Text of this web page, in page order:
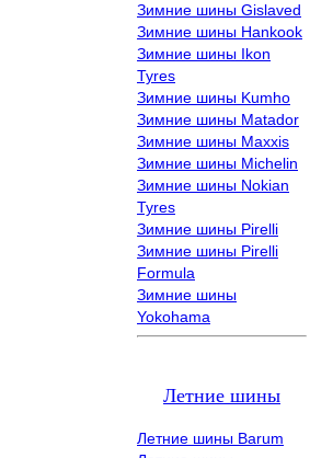
Зимние шины Gislaved
Зимние шины Hankook
Зимние шины Ikon
Tyres
Зимние шины Kumho
Зимние шины Matador
Зимние шины Maxxis
Зимние шины Michelin
Зимние шины Nokian
Tyres
Зимние шины Pirelli
Зимние шины Pirelli
Formula
Зимние шины
Yokohama
Летние шины
Летние шины Barum